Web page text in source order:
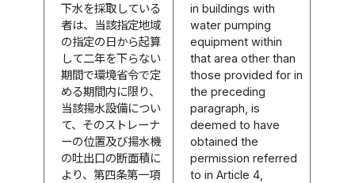
下水を採取している
者は、当該指定地域
の指定の日から起算
して二年を下らない
期間で環境省令で定
める期間内に限り、
当該揚水設備につい
て、そのストレーナ
ーの位置及び揚水機
の吐出口の断面積に
より、第四条第一項
in buildings with
water pumping
equipment within
that area other than
those provided for in
the preceding
paragraph, is
deemed to have
obtained the
permission referred
to in Article 4,